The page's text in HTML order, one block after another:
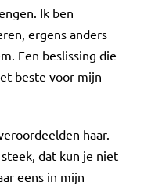
Ik ben
ergens anders
Een beslissing die
beste voor mijn
haar.
dat kun je niet
eens in mijn